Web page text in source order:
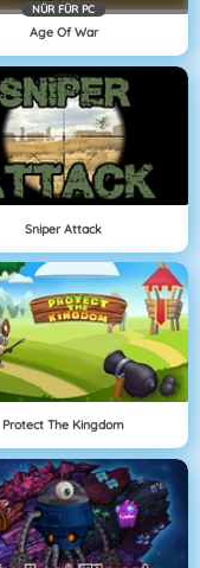
NÜR FÜR PC
Age Of War
Sniper Attack
Protect The Kingdom